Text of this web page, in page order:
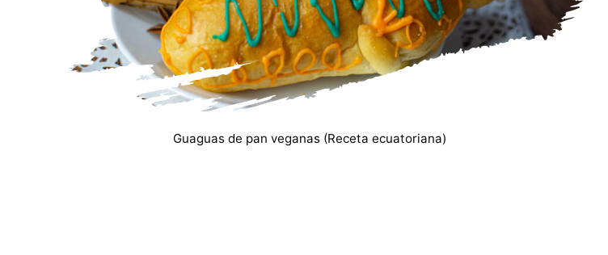
Guaguas de pan veganas (Receta ecuatoriana)